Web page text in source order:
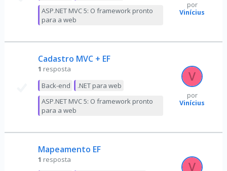
ASP.NET MVC 5: O framework pronto
para a web
por
Vinícius
Cadastro MVC + EF
1 resposta
Back-end
.NET para web
ASP.NET MVC 5: O framework pronto
para a web
por
Vinícius
Mapeamento EF
1 resposta